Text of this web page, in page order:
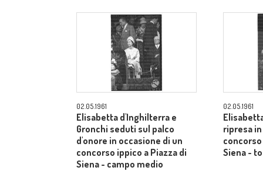
02.05.1961
Elisabetta d'Inghilterra e
Gronchi seduti sul palco
d'onore in occasione di un
concorso ippico a Piazza di
Siena - campo medio
02.05.1961
ripresa
Siena -